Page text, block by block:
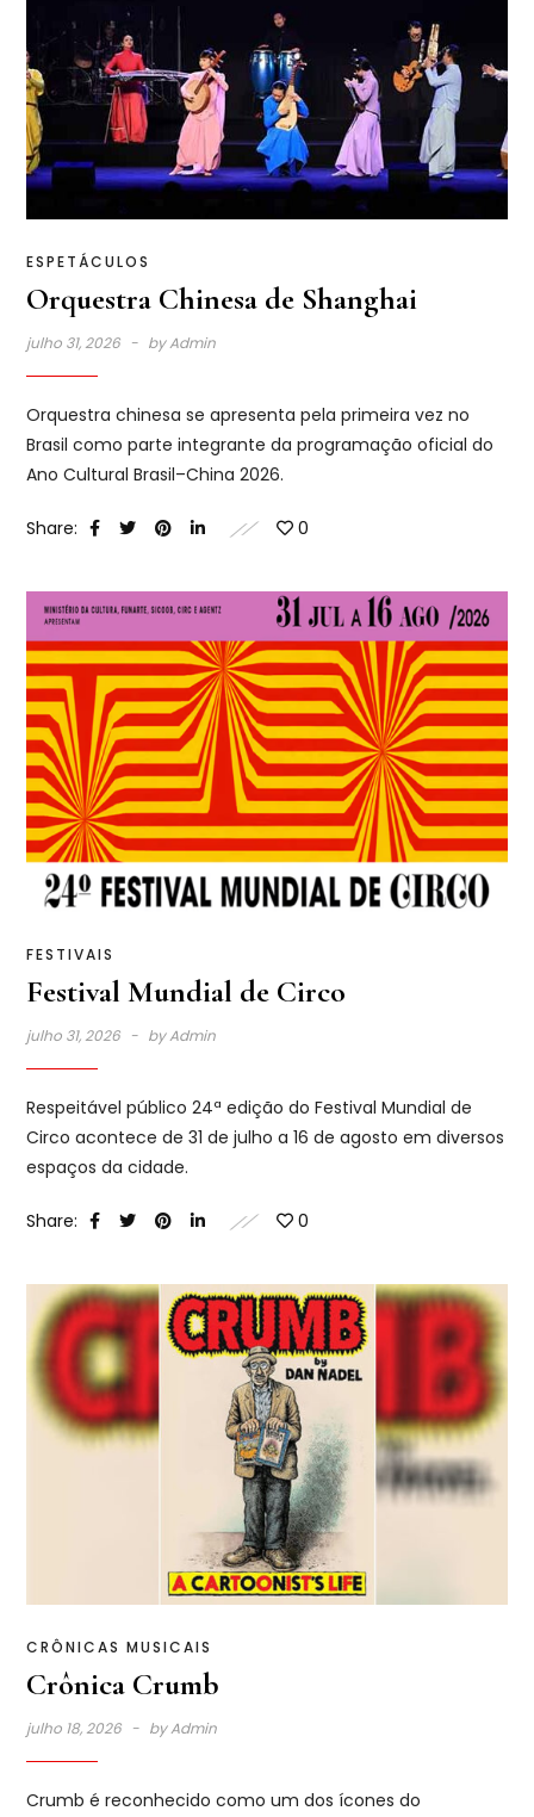
ESPETÁCULOS
Orquestra Chinesa de Shanghai
julho 31, 2026 byAdmin
Orquestra chinesa se apresenta pela primeira vez no
Brasil como parte integrante da programação oficial do
Ano Cultural Brasil–China 2026.
Share: 0
FESTIVAIS
Festival Mundial de Circo
julho 31, 2026 byAdmin
Respeitável público 24ª edição do Festival Mundial de
Circo acontece de 31 de julho a 16 de agosto em diversos
espaços da cidade.
Share: 0
CRÔNICAS MUSICAIS
Crônica Crumb
julho 18, 2026 byAdmin
Crumb é reconhecido como um dos ícones do